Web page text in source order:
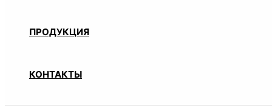
ПРОДУКЦИЯ
КОНТАКТЫ